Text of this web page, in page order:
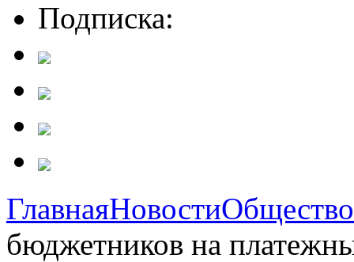
Подписка:
ГлавнаяНовостиОбщество
бюджетников на